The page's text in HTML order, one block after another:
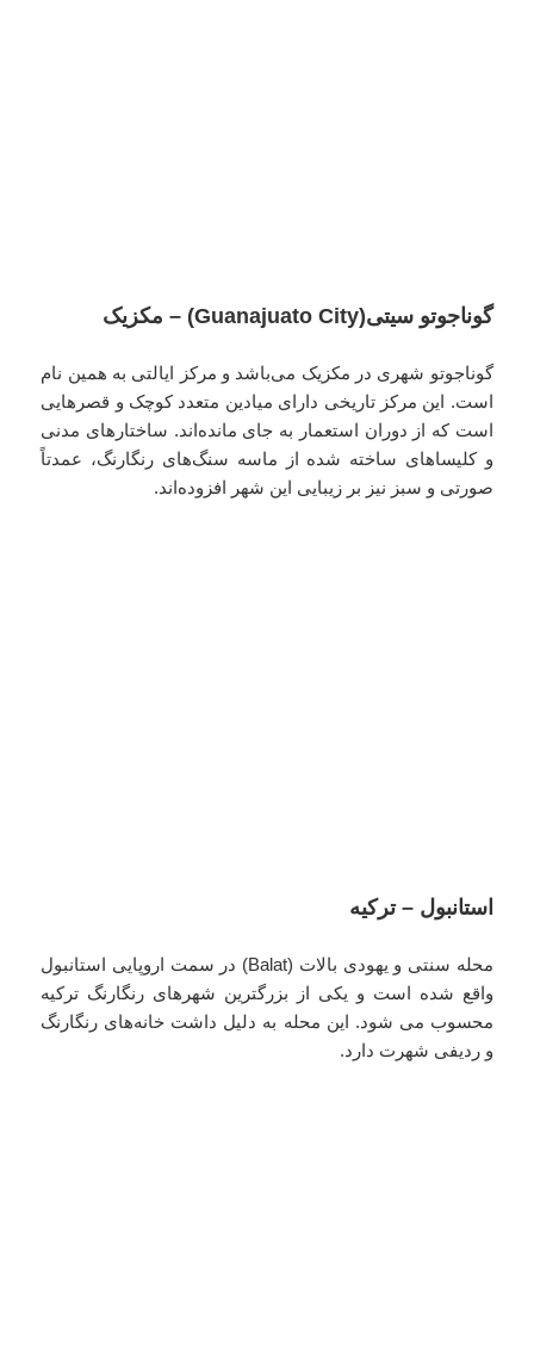
گوناجوتو سیتی(Guanajuato City) – مکزیک
گوناجوتو شهری در مکزیک می‌باشد و مرکز ایالتی به همین نام
است. این مرکز تاریخی دارای میادین متعدد کوچک و قصرهایی
است که از دوران استعمار به جای مانده‌اند. ساختارهای مدنی
و کلیساهای ساخته شده از ماسه‌ سنگ‌های رنگارنگ، عمدتاً
صورتی و سبز نیز بر زیبایی این شهر افزوده‌اند.
استانبول – ترکیه
محله سنتی و یهودی بالات (Balat) در سمت اروپایی استانبول
واقع شده است و یکی از بزرگترین شهرهای رنگارنگ ترکیه
محسوب می شود. این محله به دلیل داشت خانه‌های رنگارنگ
و ردیفی شهرت دارد.